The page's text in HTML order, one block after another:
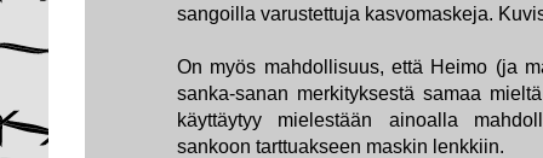
sangoilla varustettuja kasvomaskeja.
On myös mahdollisuus, että Heimo (ja
sanka-sanan merkityksestä samaa
käyttäytyy mielestään ainoalla
sankoon tarttuakseen maskin lenkkiin.